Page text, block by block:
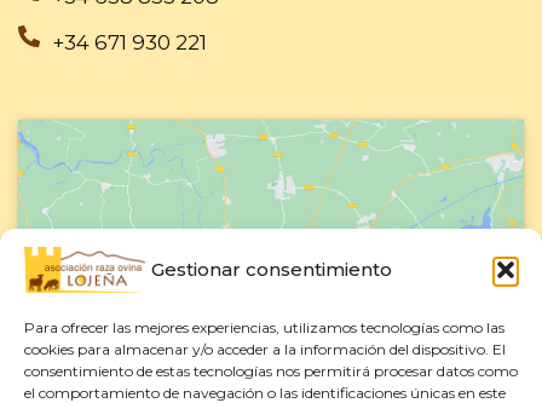
Gestionar consentimiento
Para ofrecer las mejores experiencias, utilizamos tecnologías como las
cookies para almacenar y/o acceder a la información del dispositivo. El
consentimiento de estas tecnologías nos permitirá procesar datos como
el comportamiento de navegación o las identificaciones únicas en este
+34 671 930 221
Haz clic para aceptar cookies de